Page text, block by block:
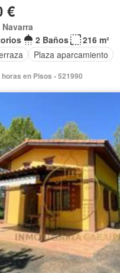
€
2 Baños
216 m²
Plaza aparcamiento
en Pisos - 521990